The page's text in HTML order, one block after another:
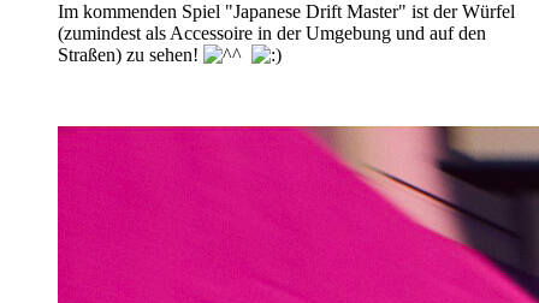
Im kommenden Spiel "Japanese Drift Master" ist der Würfel
(zumindest als Accessoire in der Umgebung und auf den
Straßen) zu sehen!